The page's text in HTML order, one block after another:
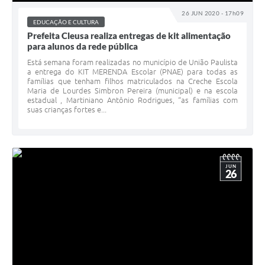
Secretarias
Projetos
Contas Públicas
Legislação
26 JUN 2020 - 17h09
EDUCAÇÃO E CULTURA
Prefeita Cleusa realiza entregas de kit alimentação
para alunos da rede pública
Está semana foram realizadas no município de União Paulista
a entrega do KIT MERENDA Escolar (PNAE) para todas as
famílias que tenham filhos matriculados na Creche Escola
Maria de Lourdes Simbron Pereira (municipal) e na escola
estadual , Martiniano Antônio Rodrigues, “as famílias com
suas crianças fortes e...
JUN
26